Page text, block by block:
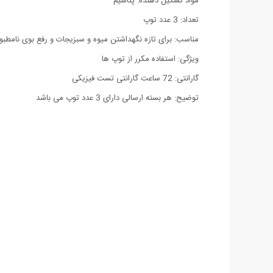
تعداد: 3 عدد توپ
مناسب: برای تازه نگهداشتن میوه و سبزیجات و رفع بوی
ویژگی: استفاده مکرر از توپ ها
گارانتی: 72 ساعت گارانتی تست فیزیکی
توضیح: هر بسته ارسالی دارای 3 عدد توپ می باشد